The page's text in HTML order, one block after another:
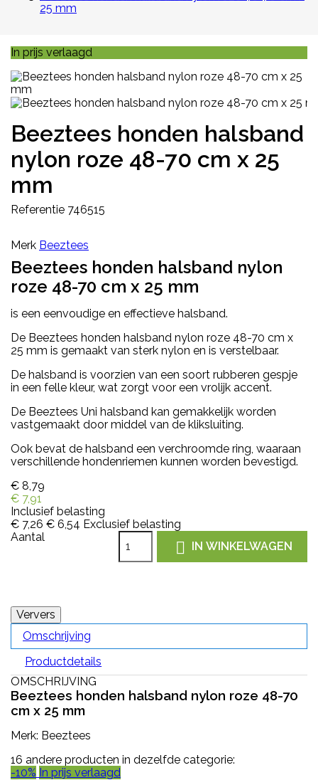
25 mm
In prijs verlaagd
Beeztees honden halsband
nylon roze 48-70 cm x 25
mm
Referentie 746515
Merk Beeztees
Beeztees honden halsband nylon
roze 48-70 cm x 25 mm
is een eenvoudige en effectieve halsband.
De Beeztees honden halsband nylon roze 48-70 cm x
25 mm is gemaakt van sterk nylon en is verstelbaar.
De halsband is voorzien van een soort rubberen gespje
in een felle kleur, wat zorgt voor een vrolijk accent.
De Beeztees Uni halsband kan gemakkelijk worden
vastgemaakt door middel van de kliksluiting.
Ook bevat de halsband een verchroomde ring, waaraan
verschillende hondenriemen kunnen worden bevestigd.
€ 8,79
€ 7,91
Inclusief belasting
€ 7,26 € 6,54 Exclusief belasting
Aantal
 IN WINKELWAGEN
Omschrijving
Productdetails
OMSCHRIJVING
Beeztees honden halsband nylon roze 48-70
cm x 25 mm
Merk: Beeztees
16 andere producten in dezelfde categorie:
-10% In prijs verlaagd